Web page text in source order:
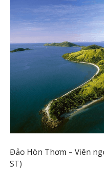
Đảo Hòn Thơm – Viên
ST)